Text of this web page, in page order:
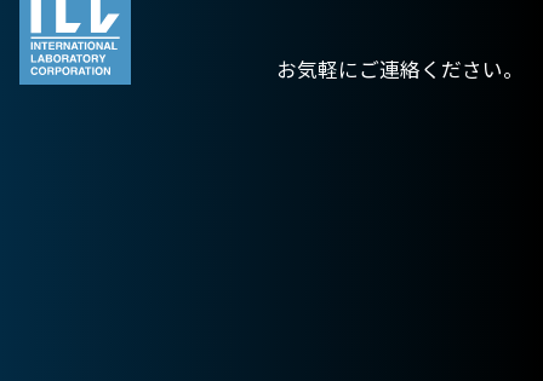
お気軽にご連絡ください。